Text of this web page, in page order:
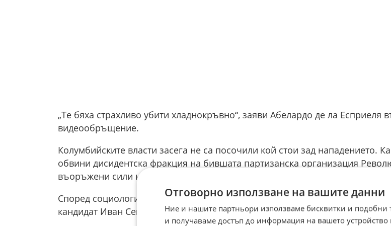
„Те бяха страхливо убити хладнокръвно“, заяви Абелардо де ла Есприеля
видеообръщение.
Колумбийските власти засега не са посочили кой стои зад нападението.
обвини дисидентска фракция на бившата партизанска организация
въоръжени сили на Колумбия (ФАРК), без да представи доказателства.
Според социологическите проучвания Де ла Есприеля заема второ място
кандидат Иван Сепеда преди първия тур на изборите, насрочен за 31 май.
Отговорно използване на вашите данни
Ние и нашите партньори използваме бисквитки и подобни
и получаваме достъп до информация на вашето